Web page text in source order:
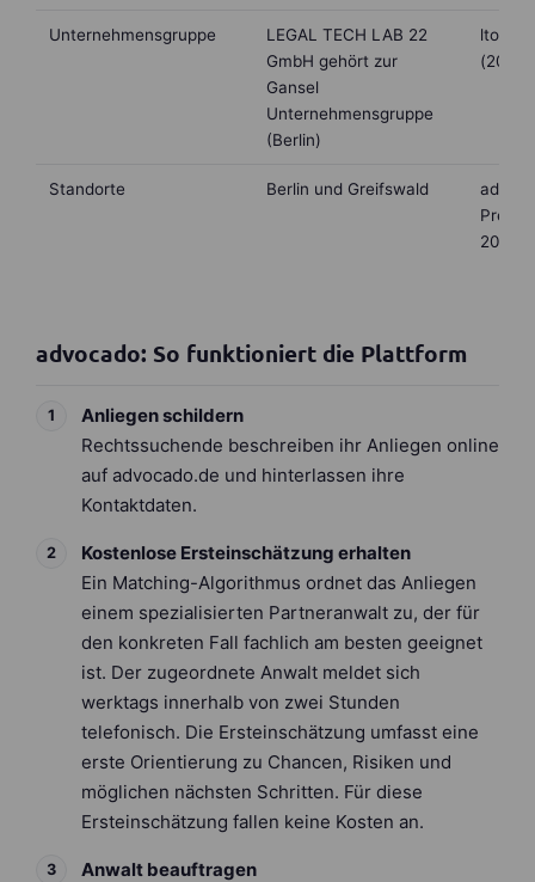
Unternehmensgruppe
LEGAL TECH LAB 22
GmbH gehört zur
Gansel
Unternehmensgruppe
(Berlin)
lto.de,
(2022)
Standorte Berlin und Greifswald
2022
advocado: So funktioniert die Plattform
Anliegen schildern
Rechtssuchende beschreiben ihr Anliegen online
auf advocado.de und hinterlassen ihre
Kontaktdaten.
Kostenlose Ersteinschätzung erhalten
Ein Matching-Algorithmus ordnet das Anliegen
einem spezialisierten Partneranwalt zu, der für
den konkreten Fall fachlich am besten geeignet
ist. Der zugeordnete Anwalt meldet sich
werktags innerhalb von zwei Stunden
telefonisch. Die Ersteinschätzung umfasst eine
erste Orientierung zu Chancen, Risiken und
möglichen nächsten Schritten. Für diese
Ersteinschätzung fallen keine Kosten an.
Anwalt beauftragen